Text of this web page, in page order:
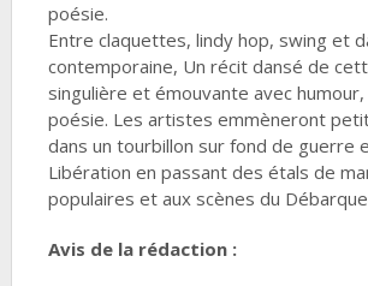
poésie.
Entre claquettes, lindy hop, swing et
contemporaine, Un récit dansé de
singulière et émouvante avec
poésie. Les artistes emmèneront
dans un tourbillon sur fond de guerre
Libération en passant des étals de
populaires et aux scènes du
Avis de la rédaction :